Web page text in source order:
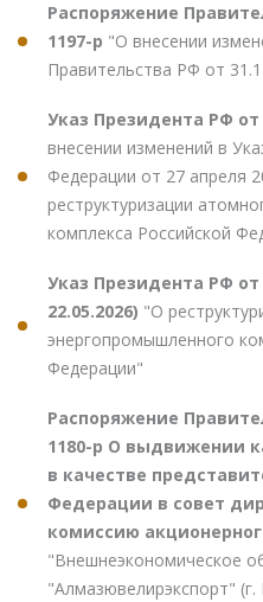
Распоряжение
1197-р "О внесении
Правительства РФ от
Указ Президента РФ от
внесении изменений в
Федерации от 27 апреля
реструктуризации
комплекса Российской
Указ Президента РФ от
22.05.2026) "О
энергопромышленного
Федерации"
Распоряжение
1180-р О выдвижении
в качестве
Федерации в совет
комиссию
"Внешнеэкономическое
"Алмазювелирэкспорт"